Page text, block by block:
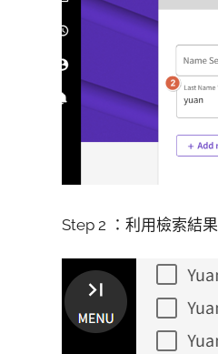
Step 2 ：利用檢索結